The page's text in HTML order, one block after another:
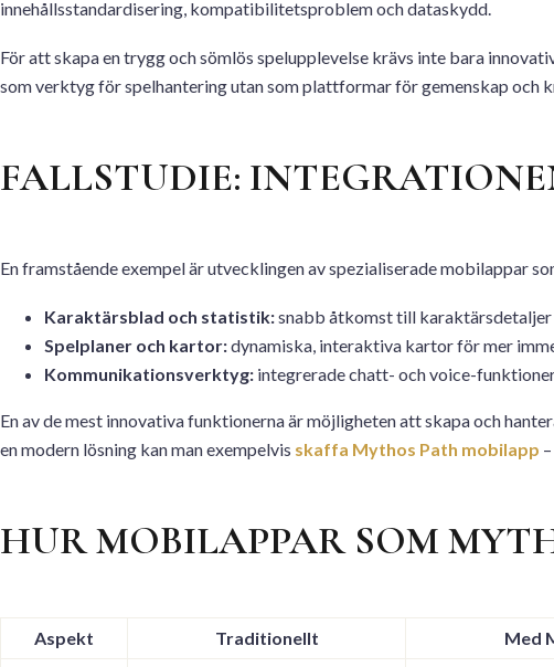
innehållsstandardisering, kompatibilitetsproblem och dataskydd.
För att skapa en trygg och sömlös spelupplevelse krävs inte bara
som verktyg för spelhantering utan som plattformar för gemenskap och
FALLSTUDIE:
En framstående exempel är utvecklingen av spezialiserade mobilappar
Karaktärsblad och statistik:snabb åtkomst till karaktärsdetaljer
Spelplaner och kartor:dynamiska, interaktiva kartor för mer
Kommunikationsverktyg: integrerade chatt- och voice-
En av de mest innovativa funktionerna är möjligheten att skapa och
en modern lösning kan man exempelvis skaffa Mythos Path mobilapp
HUR MOBILAPPAR SOM
Aspekt Traditionellt
Med